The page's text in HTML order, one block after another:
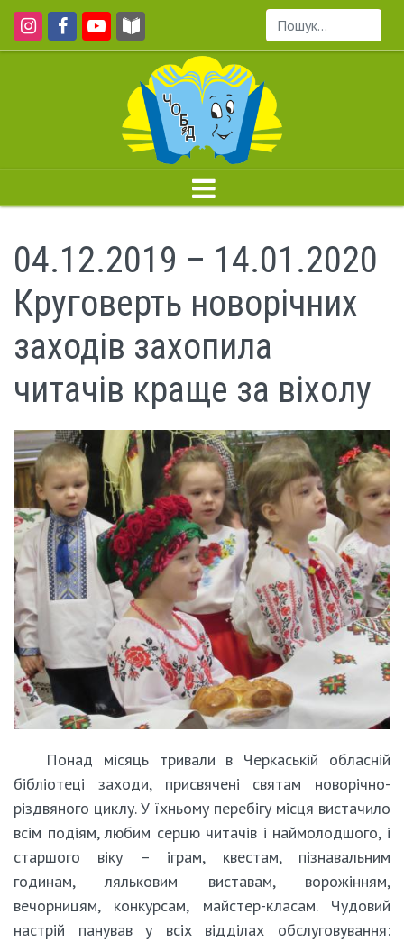
Пошук...
04.12.2019 – 14.01.2020
Круговерть новорічних
заходів захопила
читачів краще за віхолу
Понад місяць тривали в Черкаській обласній
бібліотеці заходи, присвячені святам новорічно-
різдвяного циклу. У їхньому перебігу місця вистачило
всім подіям, любим серцю читачів і наймолодшого, і
старшого віку – іграм, квестам, пізнавальним
годинам, ляльковим виставам, ворожінням,
вечорницям, конкурсам, майстер-класам. Чудовий
настрій панував у всіх відділах обслуговування: